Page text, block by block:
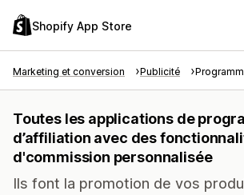
Shopify App Store
Marketing et conversion Publicité
Toutes les applications de
d’affiliation avec des
d'commission personnalisée
Ils font la promotion de vos